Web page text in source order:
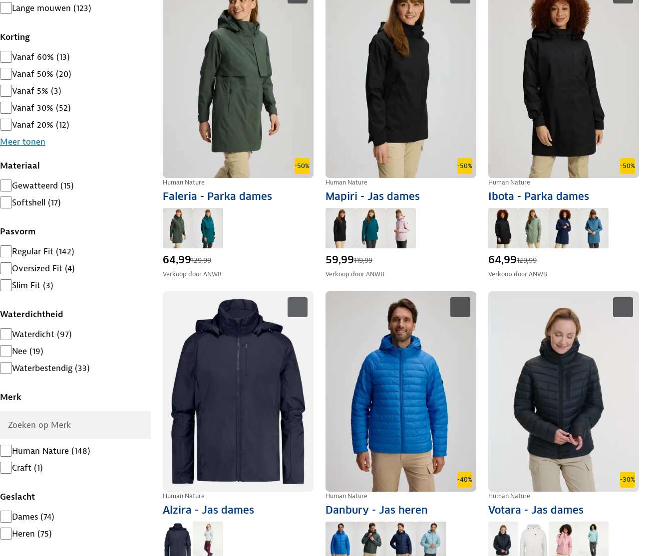
Lange mouwen (123)
Korting
Vanaf 60% (13)
Vanaf 50% (20)
Vanaf 5% (3)
Vanaf 30% (52)
Vanaf 20% (12)
Meer tonen
Materiaal
Gewatteerd (15)
Softshell (17)
Pasvorm
Regular Fit (142)
Oversized Fit (4)
Slim Fit (3)
Waterdichtheid
Waterdicht (97)
Nee (19)
Waterbestendig (33)
Merk
Human Nature (148)
Craft (1)
Geslacht
Dames (74)
Heren (75)
-50%
Human Nature
Faleria - Parka dames
64,99129,99
Verkoop doorANWB
-50%
Human Nature
Mapiri - Jas dames
59,99119,99
Verkoop doorANWB
-50%
Human Nature
Ibota - Parka dames
64,99129,99
Verkoop doorANWB
Human Nature
Alzira - Jas dames
-40%
Human Nature
Danbury - Jas heren
-30%
Human Nature
Votara - Jas dames